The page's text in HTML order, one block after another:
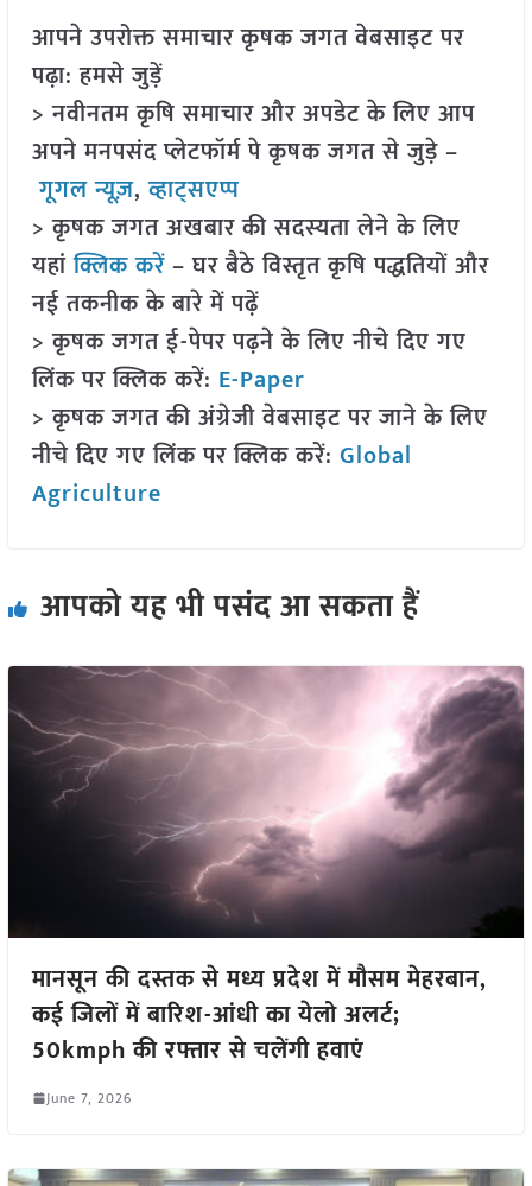
आपने उपरोक्त समाचार कृषक जगत वेबसाइट पर
पढ़ा: हमसे जुड़ें
> नवीनतम कृषि समाचार और अपडेट के लिए आप
अपने मनपसंद प्लेटफॉर्म पे कृषक जगत से जुड़े –
गूगल न्यूज़,व्हाट्सएप्प
> कृषक जगत अखबार की सदस्यता लेने के लिए
यहांक्लिक करें– घर बैठे विस्तृत कृषि पद्धतियों और
नई तकनीक के बारे में पढ़ें
> कृषक जगत ई-पेपर पढ़ने के लिए नीचे दिए गए
लिंक पर क्लिक करें: E-Paper
> कृषक जगत की अंग्रेजी वेबसाइट पर जाने के लिए
नीचे दिए गए लिंक पर क्लिक करें: Global
Agriculture
आपको यह भी पसंद आ सकता हैं
मानसून की दस्तक से मध्य प्रदेश में मौसम मेहरबान,
कई जिलों में बारिश-आंधी का येलो अलर्ट;
50kmph की रफ्तार से चलेंगी हवाएं
June 7, 2026